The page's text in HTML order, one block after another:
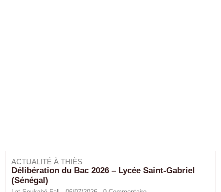
ACTUALITÉ À THIÈS
Délibération du Bac 2026 – Lycée Saint-Gabriel
(Sénégal)